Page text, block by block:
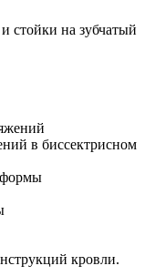
стойки на зубчатый
в биссектрисном
формы
кровли.